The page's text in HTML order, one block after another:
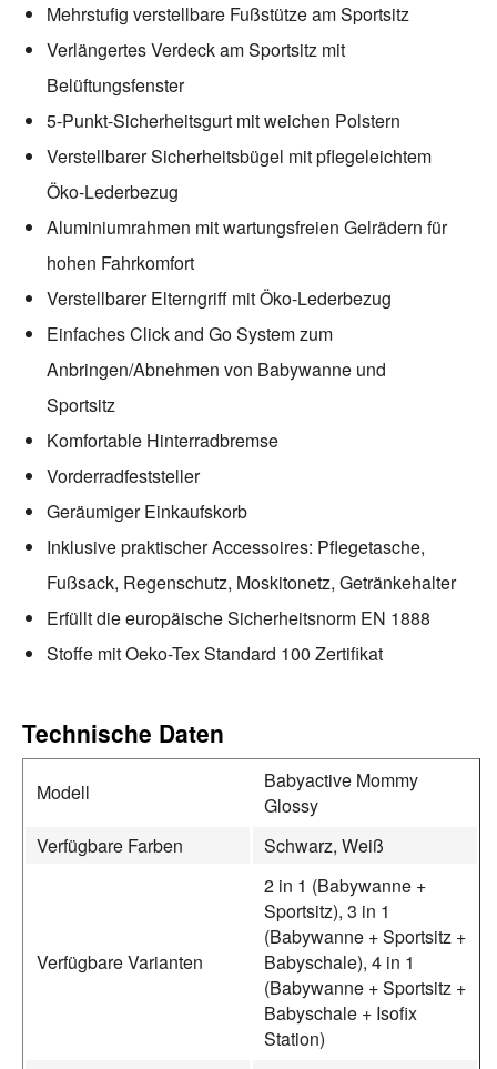
Mehrstufig verstellbare Fußstütze am Sportsitz
Verlängertes Verdeck am Sportsitz mit
Belüftungsfenster
5-Punkt-Sicherheitsgurt mit weichen Polstern
Verstellbarer Sicherheitsbügel mit pflegeleichtem
Öko-Lederbezug
Aluminiumrahmen mit wartungsfreien Gelrädern für
hohen Fahrkomfort
Verstellbarer Elterngriff mit Öko-Lederbezug
Einfaches Click and Go System zum
Anbringen/Abnehmen von Babywanne und
Sportsitz
Komfortable Hinterradbremse
Vorderradfeststeller
Geräumiger Einkaufskorb
Inklusive praktischer Accessoires: Pflegetasche,
Fußsack, Regenschutz, Moskitonetz, Getränkehalter
Erfüllt die europäische Sicherheitsnorm EN 1888
Stoffe mit Oeko-Tex Standard 100 Zertifikat
Technische Daten
Modell
Babyactive Mommy
Glossy
Verfügbare Farben
Schwarz, Weiß
Verfügbare Varianten
2 in 1 (Babywanne +
Sportsitz), 3 in 1
(Babywanne + Sportsitz +
Babyschale), 4 in 1
(Babywanne + Sportsitz +
Babyschale + Isofix
Station)